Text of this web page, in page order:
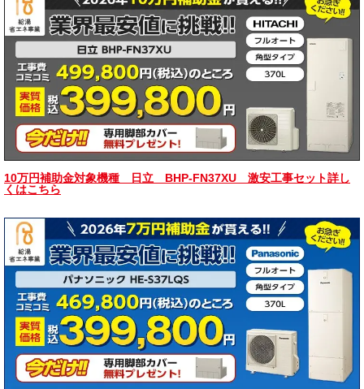
10万円補助金対象機種 日立 BHP-FN37XU 激安工事セット詳し
くはこちら